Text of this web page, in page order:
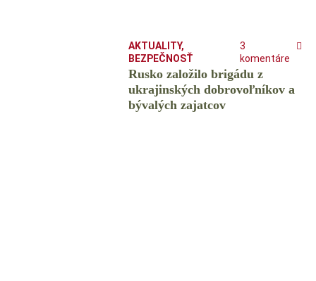
AKTUALITY,
BEZPEČNOSŤ
3
komentáre
Rusko založilo brigádu z
ukrajinských dobrovoľníkov a
bývalých zajatcov